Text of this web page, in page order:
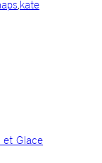
,kate
et Glace